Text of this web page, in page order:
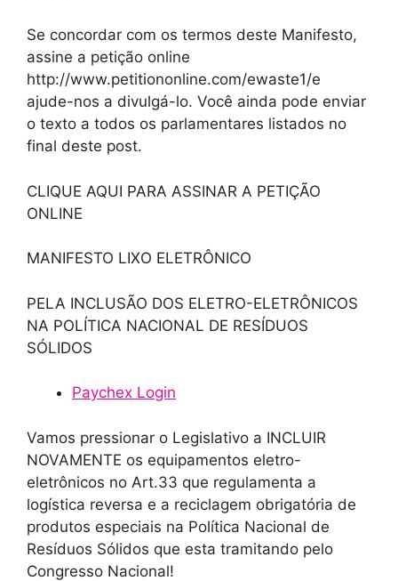
Se concordar com os termos deste Manifesto,
assine a petição online
http://www.petitiononline.com/ewaste1/e
ajude-nos a divulgá-lo. Você ainda pode enviar
o texto a todos os parlamentares listados no
final deste post.
CLIQUE AQUI PARA ASSINAR A PETIÇÃO
ONLINE
MANIFESTO LIXO ELETRÔNICO
PELA INCLUSÃO DOS ELETRO-ELETRÔNICOS
NA POLÍTICA NACIONAL DE RESÍDUOS
SÓLIDOS
Paychex Login
Vamos pressionar o Legislativo a INCLUIR
NOVAMENTE os equipamentos eletro-
eletrônicos no Art.33 que regulamenta a
logística reversa e a reciclagem obrigatória de
produtos especiais na Política Nacional de
Resíduos Sólidos que esta tramitando pelo
Congresso Nacional!